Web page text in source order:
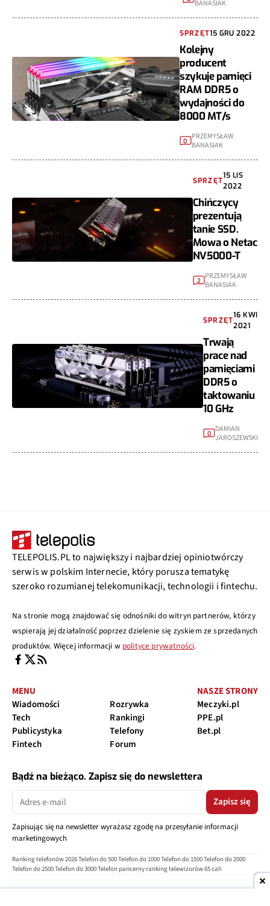
BANASIAK
SPRZĘT15 GRU 2022
Kolejny
producent
szykuje pamięci
RAM DDR5 o
wydajności do
8000 MT/s
0
PRZEMYSŁAW
BANASIAK
SPRZĘT
15 LIS
2022
Chińczycy
prezentują
tanie SSD.
Mowa o Netac
NV5000-T
2 PRZEMYSŁAW
BANASIAK
SPRZĘT
16 KWI
2021
Trwają
prace nad
pamięciami
DDR5 o
taktowaniu
10 GHz
0
DAMIAN
JAROSZEWSKI
TELEPOLIS.PL to największy i najbardziej opiniotwórczy
serwis w polskim Internecie, który porusza tematykę
szeroko rozumianej telekomunikacji, technologii i fintechu.
Na stronie mogą znajdować się odnośniki do witryn partnerów, którzy
wspierają jej działalność poprzez dzielenie się zyskiem ze sprzedanych
produktów. Więcej informacji w polityce prywatności.
MENU
Wiadomości
Tech
Publicystyka
Fintech
Rozrywka
Rankingi
Telefony
Forum
NASZE STRONY
Meczyki.pl
PPE.pl
Bet.pl
Bądź na bieżąco. Zapisz się do newslettera
Zapisz się
Zapisując się na newsletter wyrażasz zgodę na przesyłanie informacji
marketingowych
Ranking telefonów 2026Telefon do 500Telefon do 1000Telefon do 1500Telefon do 2000
Telefon do 2500Telefon do 3000Telefon pancerny ranking telewizorów 65 cali